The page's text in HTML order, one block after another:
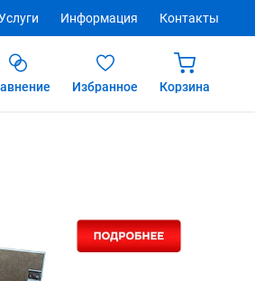
Информация Контакты
Избранное Корзина